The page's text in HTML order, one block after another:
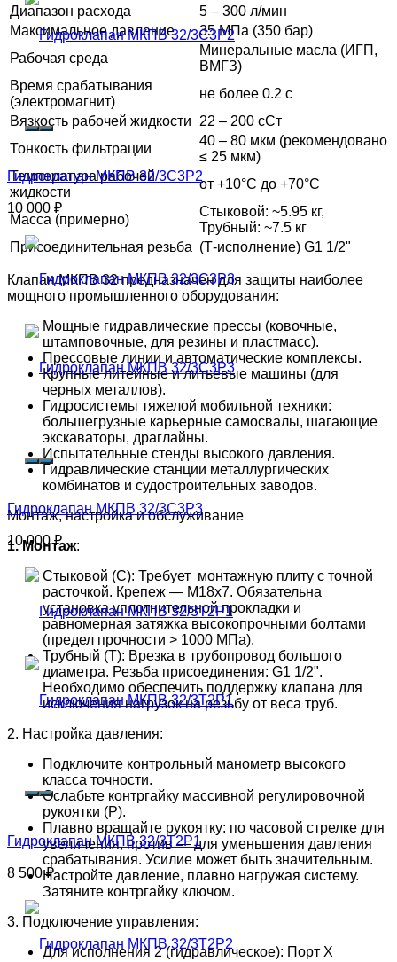
Диапазон расхода
5 – 300 л/мин
Максимальное давление
35 МПа (350 бар)
Рабочая среда
Минеральные масла (ИГП,
ВМГЗ)
Время срабатывания
(электромагнит)
не более 0.2 с
Вязкость рабочей жидкости
22 – 200 сСт
Тонкость фильтрации
40 – 80 мкм (рекомендовано
≤ 25 мкм)
Температура рабочей
жидкости
от +10°C до +70°C
Масса (примерно)
Стыковой: ~5.95 кг,
Трубный: ~7.5 кг
Присоединительная резьба (Т-исполнение) G1 1/2"
Клапан МКПВ 32 предназначен для защиты наиболее
мощного промышленного оборудования:
Мощные гидравлические прессы (ковочные,
штамповочные, для резины и пластмасс).
Прессовые линии и автоматические комплексы.
Крупные литейные и литьевые машины (для
черных металлов).
Гидросистемы тяжелой мобильной техники:
большегрузные карьерные самосвалы, шагающие
экскаваторы, драглайны.
Испытательные стенды высокого давления.
Гидравлические станции металлургических
комбинатов и судостроительных заводов.
Монтаж, настройка и обслуживание
1. Монтаж:
Стыковой (С): Требует монтажную плиту с точной
расточкой. Крепеж — M18x7. Обязательна
установка уплотнительной прокладки и
равномерная затяжка высокопрочными болтами
(предел прочности > 1000 МПа).
Трубный (Т): Врезка в трубопровод большого
диаметра. Резьба присоединения: G1 1/2".
Необходимо обеспечить поддержку клапана для
исключения нагрузок на резьбу от веса труб.
2. Настройка давления:
Подключите контрольный манометр высокого
класса точности.
Ослабьте контргайку массивной регулировочной
рукоятки (Р).
Плавно вращайте рукоятку: по часовой стрелке для
увеличения, против — для уменьшения давления
срабатывания. Усилие может быть значительным.
Настройте давление, плавно нагружая систему.
Затяните контргайку ключом.
3. Подключение управления:
Для исполнения 2 (гидравлическое): Порт Х
Гидроклапан МКПВ 32/3С3Р2
10 000 ₽
Гидроклапан МКПВ 32/3С3Р3
10 000₽
Гидроклапан МКПВ 32/3Т2Р1
8 500₽